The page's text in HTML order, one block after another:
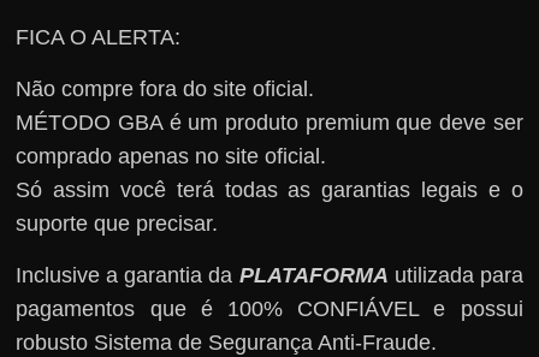
FICA O ALERTA:
Não compre fora do site oficial.
MÉTODO GBA é um produto premium que deve ser
comprado apenas no site oficial.
Só assim você terá todas as garantias legais e o
suporte que precisar.
Inclusive a garantia da PLATAFORMA utilizada para
pagamentos que é 100% CONFIÁVEL e possui
robusto Sistema de Segurança Anti-Fraude.